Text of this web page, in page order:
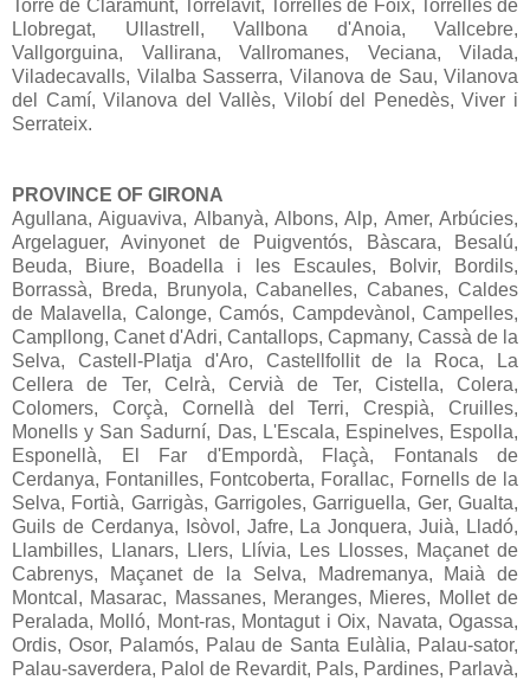
Torre de Claramunt, Torrelavit, Torrelles de Foix, Torrelles de
Llobregat, Ullastrell, Vallbona d'Anoia, Vallcebre,
Vallgorguina, Vallirana, Vallromanes, Veciana, Vilada,
Viladecavalls, Vilalba Sasserra, Vilanova de Sau, Vilanova
del Camí, Vilanova del Vallès, Vilobí del Penedès, Viver i
Serrateix.
PROVINCE OF GIRONA
Agullana, Aiguaviva, Albanyà, Albons, Alp, Amer, Arbúcies,
Argelaguer, Avinyonet de Puigventós, Bàscara, Besalú,
Beuda, Biure, Boadella i les Escaules, Bolvir, Bordils,
Borrassà, Breda, Brunyola, Cabanelles, Cabanes, Caldes
de Malavella, Calonge, Camós, Campdevànol, Campelles,
Campllong, Canet d'Adri, Cantallops, Capmany, Cassà de la
Selva, Castell-Platja d'Aro, Castellfollit de la Roca, La
Cellera de Ter, Celrà, Cervià de Ter, Cistella, Colera,
Colomers, Corçà, Cornellà del Terri, Crespià, Cruilles,
Monells y San Sadurní, Das, L'Escala, Espinelves, Espolla,
Esponellà, El Far d'Empordà, Flaçà, Fontanals de
Cerdanya, Fontanilles, Fontcoberta, Forallac, Fornells de la
Selva, Fortià, Garrigàs, Garrigoles, Garriguella, Ger, Gualta,
Guils de Cerdanya, Isòvol, Jafre, La Jonquera, Juià, Lladó,
Llambilles, Llanars, Llers, Llívia, Les Llosses, Maçanet de
Cabrenys, Maçanet de la Selva, Madremanya, Maià de
Montcal, Masarac, Massanes, Meranges, Mieres, Mollet de
Peralada, Molló, Mont-ras, Montagut i Oix, Navata, Ogassa,
Ordis, Osor, Palamós, Palau de Santa Eulàlia, Palau-sator,
Palau-saverdera, Palol de Revardit, Pals, Pardines, Parlavà,